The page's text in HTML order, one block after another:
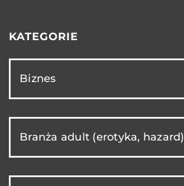
KATEGORIE
Biznes
Branża adult (erotyka, hazard)